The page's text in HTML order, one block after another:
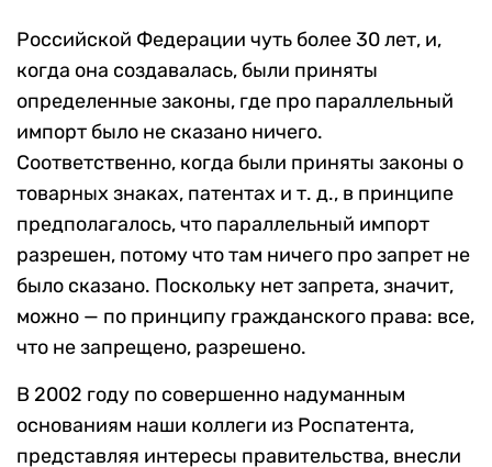
Российской Федерации чуть более 30 лет, и,
когда она создавалась, были приняты
определенные законы, где про параллельный
импорт было не сказано ничего.
Соответственно, когда были приняты законы о
товарных знаках, патентах и т. д., в принципе
предполагалось, что параллельный импорт
разрешен, потому что там ничего про запрет не
было сказано. Поскольку нет запрета, значит,
можно — по принципу гражданского права: все,
что не запрещено, разрешено.
В 2002 году по совершенно надуманным
основаниям наши коллеги из Роспатента,
представляя интересы правительства, внесли